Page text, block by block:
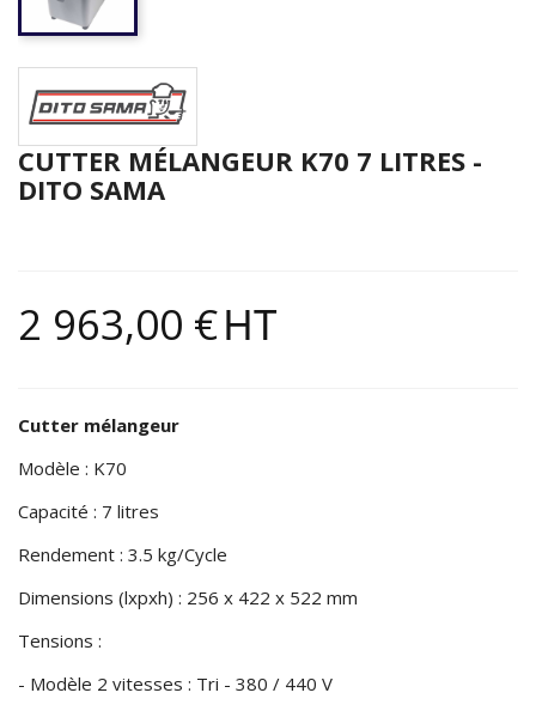
CUTTER MÉLANGEUR K70 7 LITRES -
DITO SAMA
2 963,00 €HT
Cutter mélangeur
Modèle : K70
Capacité : 7 litres
Rendement : 3.5 kg/Cycle
Dimensions (lxpxh) : 256 x 422 x 522 mm
Tensions :
- Modèle 2 vitesses : Tri - 380 / 440 V